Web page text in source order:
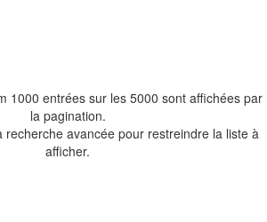
1000 entrées sur les 5000 sont affichées par
la pagination.
recherche avancée pour restreindre la liste à
afficher.